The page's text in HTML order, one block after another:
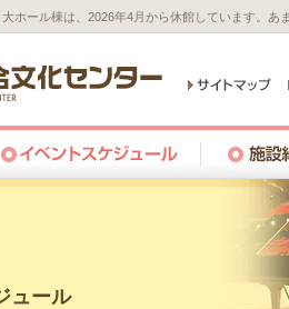
ホール棟は、2026年4月から休館しています。
ュール